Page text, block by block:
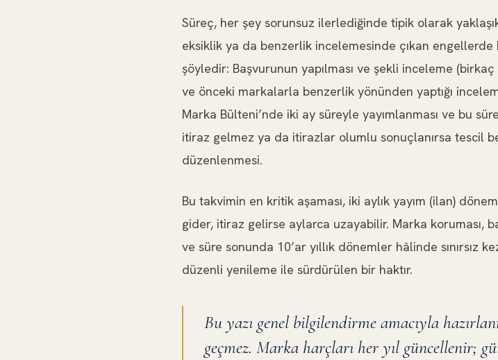
Süreç, her şey sorunsuz ilerlediğinde tipik olarak
eksiklik ya da benzerlik incelemesinde çıkan
şöyledir: Başvurunun yapılması ve şekli inceleme
ve önceki markalarla benzerlik yönünden yaptığı
Marka Bülteni’nde iki ay süreyle yayımlanması ve bu
itiraz gelmez ya da itirazlar olumlu sonuçlanırsa tescil
düzenlenmesi.
Bu takvimin en kritik aşaması, iki aylık yayım (ilan)
gider, itiraz gelirse aylarca uzayabilir. Marka koruması,
ve süre sonunda 10’ar yıllık dönemler hâlinde sınırsız
düzenli yenileme ile sürdürülen bir haktır.
Bu yazı genel bilgilendirme amacıyla
geçmez. Marka harçları her yıl güncellenir;